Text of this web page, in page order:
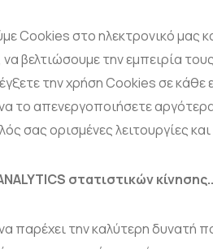
Cookies στο ηλεκτρονικό μας
βελτιώσουμε την εμπειρία
την χρήση Cookies σε
το απενεργοποιήσετε
σας ορισμένες λειτουργίες
στατιστικών κίνησης..
παρέχει την καλύτερη